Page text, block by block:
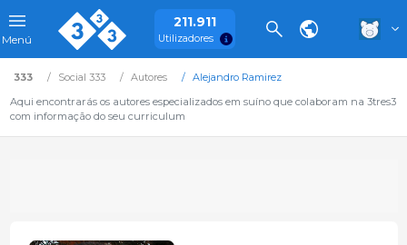
Menú
211.911
Utilizadores
333 Social 333 Autores
Alejandro Ramirez
Aqui encontrarás os autores especializados em suíno que colaboram na 3tres3
com informação do seu curriculum